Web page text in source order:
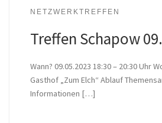
NETZWERKTREFFEN
Treffen Schapow
Wann? 09.05.2023 18:30 – 20:30 Uhr
Gasthof „Zum Elch“ Ablauf
Informationen […]